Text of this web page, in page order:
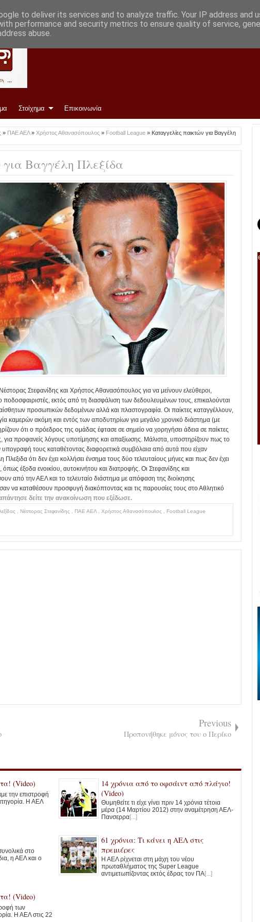
Στοίχημα Επικοινωνία
» ΠΑΕ ΑΕΛ» Χρήστος Αθανασόπουλος » Football League » Καταγγελίες παικτών για Βαγγέλη
Βαγγέλη Πλεξίδα
Στεφανίδης και Χρήστος Αθανασόπουλος για να μείνουν ελεύθεροι,
εκτός από τη διασφάλιση των δεδουλευμένων τους, επικαλούνται
προσωπικών δεδομένων αλλά και πλαστογραφία. Οι παίκτες καταγγέλλουν,
καμερών ακόμη και εντός των αποδυτηρίων για μεγάλο χρονικό διάστημα (με
ότι ο πρόεδρος της ομάδας έφτασε σε σημείο να χορηγήσει άδεια σε παίκτες
για προφανείς λόγους υποτίμησης και απαξίωσης. Μάλιστα, υποστηρίζουν πως το
τους καταθέτοντας διαφορετικά συμβόλαια από αυτά που είχαν
ότι δεν έχει κολλήσει ένσημα τους δύο τελευταίους μήνες και πως δεν έχει
έξοδα ενοικίου, αυτοκινήτου και διατροφής. Οι Στεφανίδης και
από την ΑΕΛ και το τελευταίο διάστημα με απόφαση της διοίκησης
να καταθέσουν προσφυγή διακόπτοντας και τις παρουσίες τους στο Αθλητικό
δείτε την ανακοίνωση που εξέδωσε.
, Νέστορας Στεφανίδης , ΠΑΕ ΑΕΛ , Χρήστος Αθανασόπουλος , Football League
Previous
Προπονήθηκε μόνος του ο Περίκο
(Video)
την επιστροφή
Η ΑΕΛ
14 χρόνια από το οφσάιντ από πλάγιο!
(Video)
Θυμηθείτε τι είχε γίνει πριν 14 χρόνια τέτοια
μέρα (14 Μαρτίου 2012) στην αναμέτρηση ΑΕΛ-
Πανσερρα[...]
στο
η ΑΕΛ και ο
61 χρόνια: Τι κάνει η ΑΕΛ στις
πρεμιέρες
Η ΑΕΛ ρίχνεται στη μάχη του νέου
πρωταθλήματος της Super League
αντιμετωπίζοντας εκτός έδρας τον ΠΑ[...]
(Video)
των
Η ΑΕΛ στις 22
to deliver its services and to analyze traffic. Your IP address and
performance and security metrics to ensure quality of service,
abuse.